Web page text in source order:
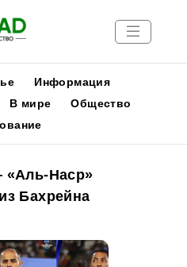
Информация
В мире
Общество
«Аль-Наср»
Бахрейна